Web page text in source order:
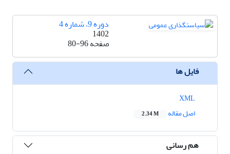
دوره 9، شماره 4
1402
صفحه80-96
فایل ها
اصل مقاله
2.34 M
هم رسانی